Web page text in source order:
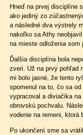
Hneď na prvej disciplíne
ako jediný zo
a následné dva výstrely
nakoľko sa Athy
na mieste odloženia som
Ďalšia disciplína bola
zveri. Už na prvý pohľad
mi bolo jasné, že tento
spomenul na to, čo sa
vypracoval a diviačika
obrovskú pochvalu.
vodenie na remeni, ktorá
Po ukončení sme sa